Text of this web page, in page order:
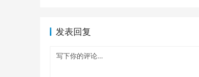
发表回复